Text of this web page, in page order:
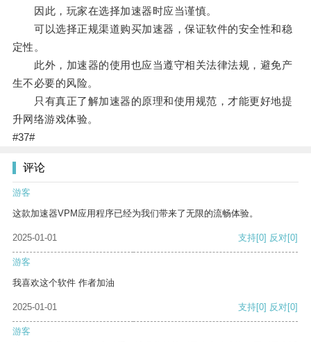
因此，玩家在选择加速器时应当谨慎。
可以选择正规渠道购买加速器，保证软件的安全性和稳
定性。
此外，加速器的使用也应当遵守相关法律法规，避免产
生不必要的风险。
只有真正了解加速器的原理和使用规范，才能更好地提
升网络游戏体验。
#37#
评论
游客
这款加速器VPM应用程序已经为我们带来了无限的流畅体验。
2025-01-01 支持[0] 反对[0]
游客
我喜欢这个软件 作者加油
2025-01-01 支持[0] 反对[0]
游客